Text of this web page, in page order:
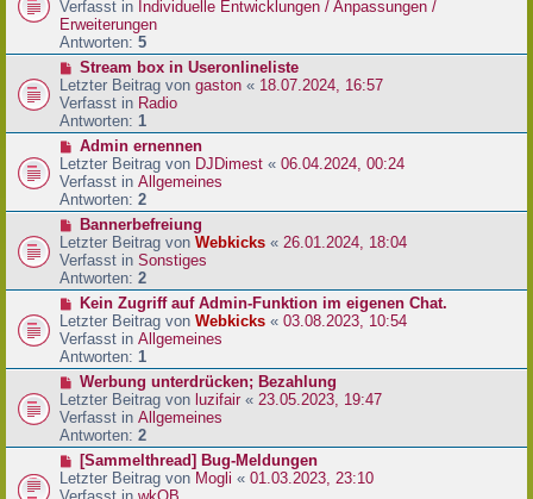
g
i
t
r
a
g
u
e
r
B
e
i
t
r
a
g
Verfasst in Individuelle Entwicklungen / Anpassungen /
Erweiterungen
Antworten: 5
N
e
u
e
r
B
e
i
t
a
g
Stream box in Useronlineliste
Letzter Beitrag von gaston « 18.07.2024, 16:57
Verfasst in Radio
Antworten: 1
N
e
u
e
r
B
e
i
t
a
g
Admin ernennen
Letzter Beitrag von DJDimest « 06.04.2024, 00:24
Verfasst in Allgemeines
Antworten: 2
N
e
u
e
r
B
e
i
t
a
g
Bannerbefreiung
Letzter Beitrag von Webkicks « 26.01.2024, 18:04
Verfasst in Sonstiges
Antworten: 2
N
e
u
e
r
B
e
i
t
a
Kein Zugriff auf Admin-Funktion im eigenen Chat.
Letzter Beitrag von Webkicks « 03.08.2023, 10:54
Verfasst in Allgemeines
Antworten: 1
N
e
u
e
r
B
e
Werbung unterdrücken; Bezahlung
Letzter Beitrag von luzifair « 23.05.2023, 19:47
Verfasst in Allgemeines
Antworten: 2
N
e
u
[Sammelthread] Bug-Meldungen
Letzter Beitrag von Mogli « 01.03.2023, 23:10